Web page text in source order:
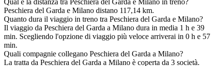
Peschiera del Garda e Milano distano 117,14 km.
Quanto dura il viaggio in treno tra Peschiera del Garda e Milano?
Il viaggio da Peschiera del Garda a Milano dura in media 1 h e 39
min. Scegliendo l'opzione di viaggio più veloce arriverai in 0 h e 57
min.
Quali compagnie collegano Peschiera del Garda a Milano?
La tratta da Peschiera del Garda a Milano è coperta da 3 società.